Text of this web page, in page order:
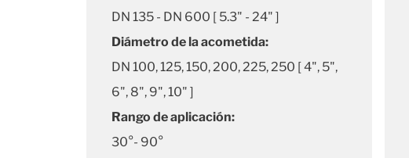
DN 135 - DN 600 [ 5.3" - 24" ]
Diámetro de la acometida:
DN 100, 125, 150, 200, 225, 250 [ 4", 5",
6", 8", 9", 10" ]
Rango de aplicación:
30°- 90°